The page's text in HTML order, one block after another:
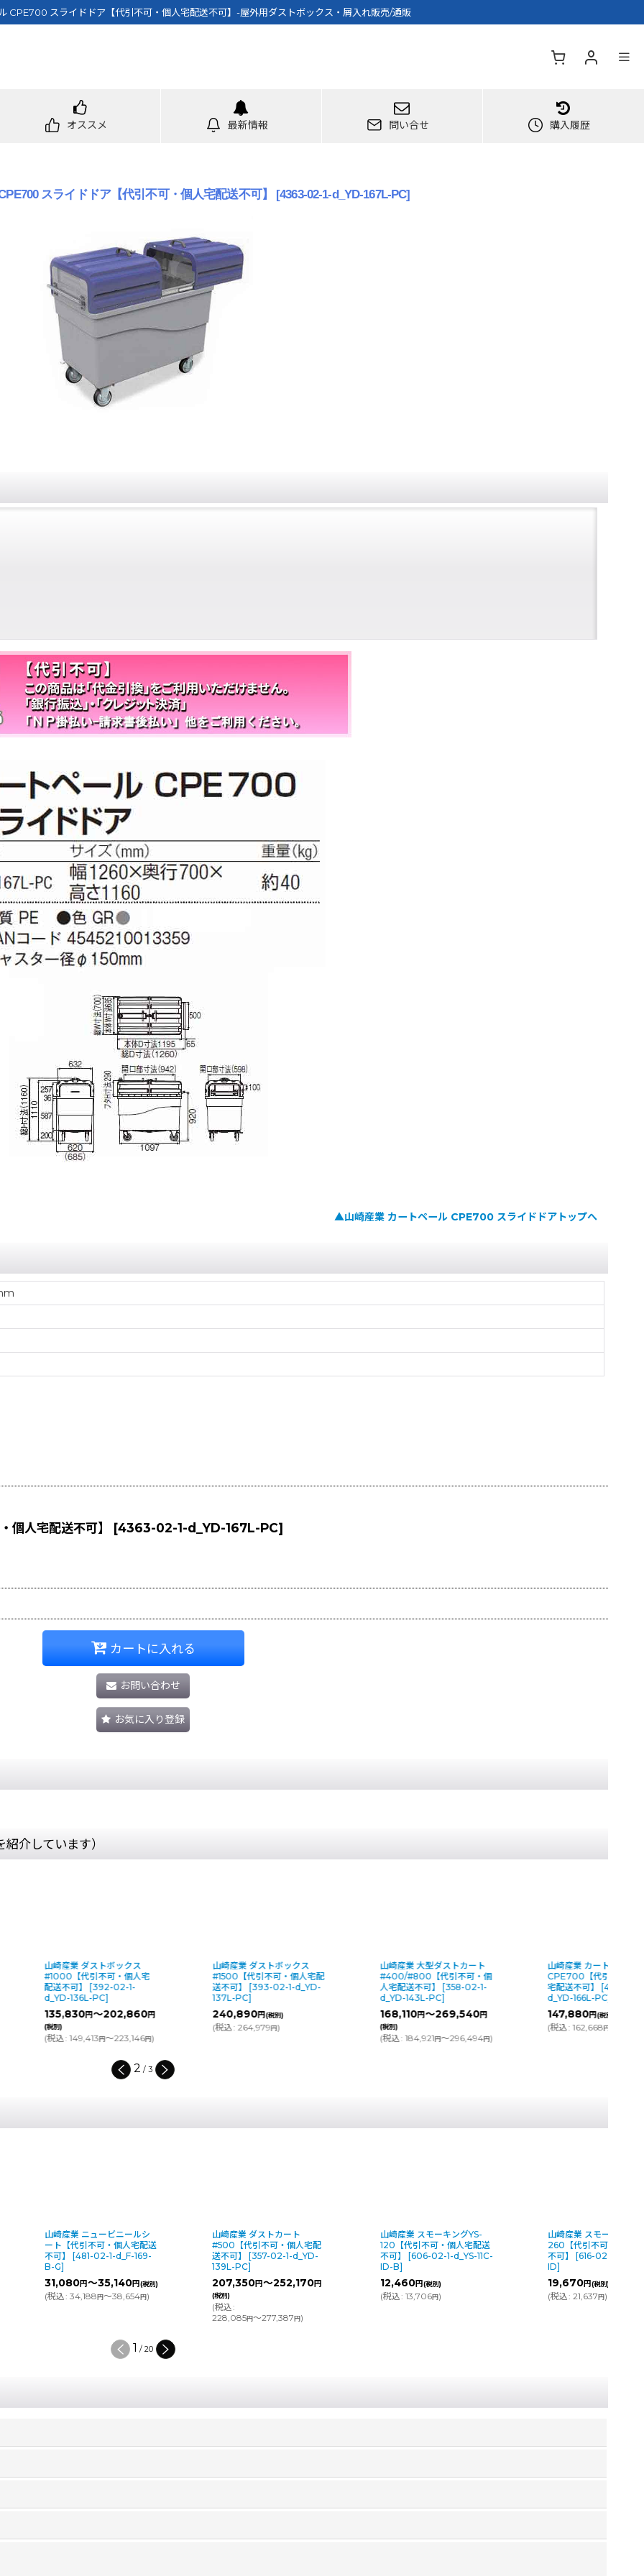
CPE700 スライドドア【代引不可・個人宅配送不可】-屋外用ダストボックス・屑入れ販売/通販
オススメ 最新情報 問い合せ 購入履歴
スライドドア【代引不可・個人宅配送不可】 [4363-02-1-d_YD-167L-PC]
▲山崎産業 カートペール CPE700 スライドドアトップへ
個人宅配送不可】 [4363-02-1-d_YD-167L-PC]
カートに入れる
お問い合わせ
お気に入り登録
介しています）
山崎産業 ダストボックス
#1000【代引不可・個人宅
配送不可】
[392-02-1-
d_YD-136L-PC]
135,830円～202,860円
(税別)
(税込: 149,413円～223,146円)
山崎産業 ダストボックス
#1500【代引不可・個人宅配
送不可】
393-02-1-d_YD-
137L-PC]
240,890円(税別)
(税込: 264,979円)
山崎産業 大型ダストカート
#400/#800【代引不可・個
人宅配送不可】
[358-02-1-
d_YD-143L-PC]
168,110円～269,540円
(税別)
(税込: 184,921円～296,494円)
山崎産業 カートペール
CPE700【代引不可・
宅配送不可】
[4362-02-
d_YD-166L-PC]
147,880円(税別)
(税込: 162,668円
3 / 3
山崎産業 ニュービニールシ
ート【代引不可・個人宅配送
不可】
[481-02-1-d_F-169-
B-G]
31,080円～35,140円(税別)
(税込: 34,188円～38,654円)
山崎産業 ダストカート
#500【代引不可・個人宅配
送不可】
[357-02-1-d_YD-
139L-PC]
207,350円～252,170円
(税別)
(税込:
228,085円～277,387円)
山崎産業 スモーキングYS-
120【代引不可・個人宅配送
不可】
[606-02-1-d_YS-11C-
ID-B]
12,460円(税別)
(税込: 13,706円)
山崎産業 スモーキング
260【代引不可・個人
不可】
[616-02-1-d_YS-
ID]
19,670円(税別)
(税込: 21,637円)
1 / 20